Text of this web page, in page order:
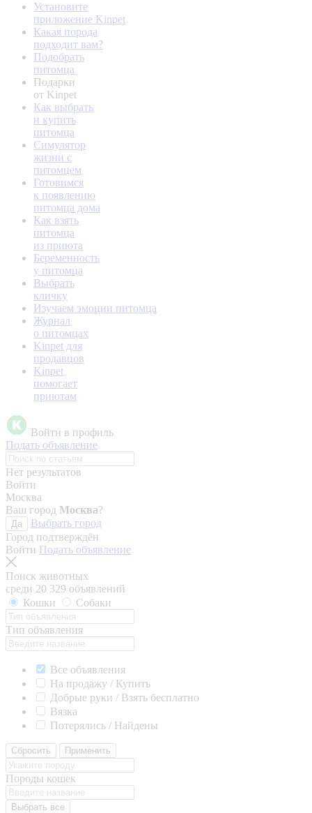
Установите
приложение Kinpet
Какая порода
подходит вам?
Подобрать
питомца
Подарки
от Kinpet
Как выбрать
и купить
питомца
Симулятор
жизни с
питомцем
Готовимся
к появлению
питомца дома
Как взять
питомца
из приюта
Беременность
у питомца
Выбрать
кличку
Изучаем эмоции питомца
Журнал
о питомцах
Kinpet для
продавцов
Kinpet
помогает
приютам
Войти в профиль
Подать объявление
Нет результатов
Войти
Москва
Ваш город Москва?
Да
Выбрать город
Город подтверждён
Войти Подать объявление
Поиск животных
среди 20 329 объявлений
Кошки
Собаки
Тип объявления
Все объявления
На продажу / Купить
Добрые руки / Взять бесплатно
Вязка
Потерялись / Найдены
Сбросить Применить
Породы кошек
Выбрать все